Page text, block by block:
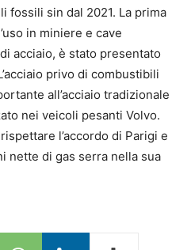
fossili sin dal 2021. La prima
in miniere e cave
acciaio, è stato presentato
privo di combustibili
all’acciaio tradizionale
nei veicoli pesanti Volvo.
l’accordo di Parigi e
nette di gas serra nella sua